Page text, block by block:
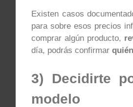
Existen casos
para sobre esos precios
comprar algún producto,
día, podrás confirmar
3) Decidirte
modelo